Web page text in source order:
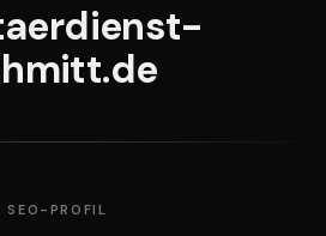
SEO-PROFIL